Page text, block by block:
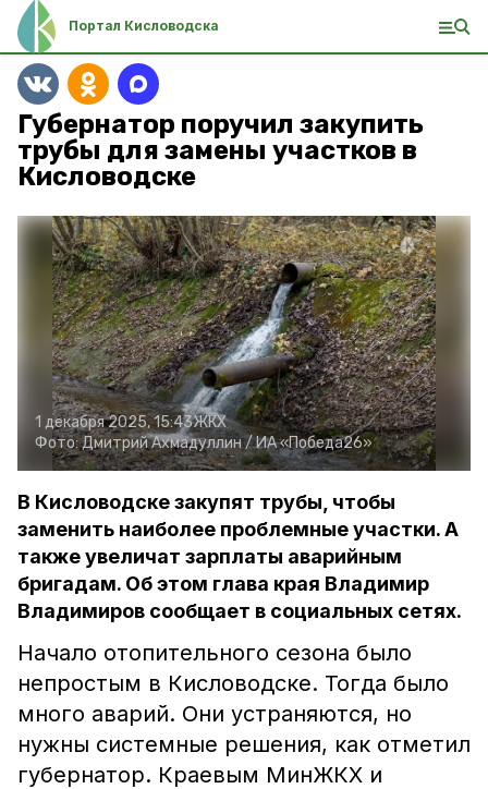
Портал Кисловодска
Губернатор поручил закупить
трубы для замены участков в
Кисловодске
1 декабря 2025, 15:43ЖКХ
Фото:Дмитрий Ахмадуллин /ИА «Победа26»
В Кисловодске закупят трубы, чтобы
заменить наиболее проблемные участки. А
также увеличат зарплаты аварийным
бригадам. Об этом глава края Владимир
Владимиров сообщает в социальных сетях.
Начало отопительного сезона было
непростым в Кисловодске. Тогда было
много аварий. Они устраняются, но
нужны системные решения, как отметил
губернатор. Краевым МинЖКХ и